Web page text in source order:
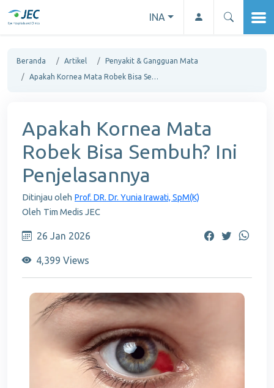
INA
Beranda Artikel
Penyakit & Gangguan Mata
Apakah Kornea Mata Robek Bisa Sembuh? Ini Penjelasannya
Apakah Kornea Mata
Robek Bisa Sembuh? Ini
Penjelasannya
Ditinjau oleh Prof. DR. Dr. Yunia Irawati, SpM(K)
Oleh Tim Medis JEC
26 Jan 2026
4,399 Views